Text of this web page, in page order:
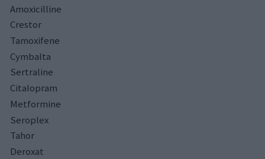
Amoxicilline
Crestor
Tamoxifene
Cymbalta
Sertraline
Citalopram
Metformine
Seroplex
Tahor
Deroxat